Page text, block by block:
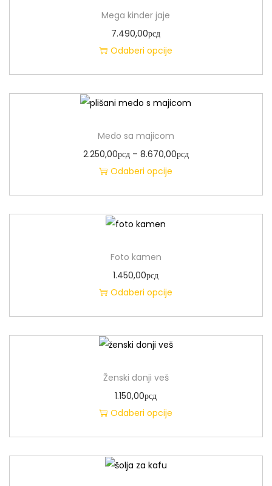
Mega kinder jaje
7.490,00рсд
Odaberi opcije
Medo sa majicom
2.250,00рсд – 8.670,00рсд
Odaberi opcije
Foto kamen
1.450,00рсд
Odaberi opcije
Ženski donji veš
1.150,00рсд
Odaberi opcije